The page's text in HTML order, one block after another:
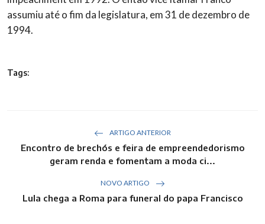
assumiu até o fim da legislatura, em 31 de dezembro de
1994.
Tags:
ARTIGO ANTERIOR
Encontro de brechós e feira de empreendedorismo
geram renda e fomentam a moda ci...
NOVO ARTIGO
Lula chega a Roma para funeral do papa Francisco